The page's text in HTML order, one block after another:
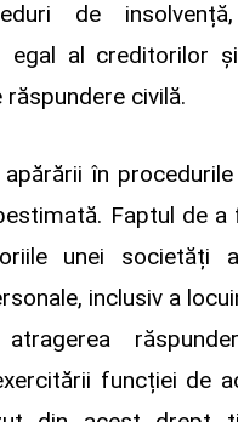
de
egal al creditorilor
civilă.
în
Faptul de
unei societăți
inclusiv a
funcției de